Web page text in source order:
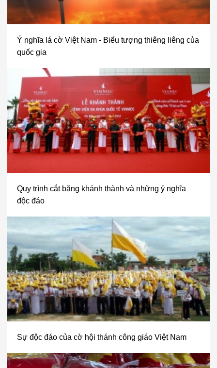
Ý nghĩa lá cờ Việt Nam - Biểu tượng thiêng liêng của
quốc gia
Quy trình cắt băng khánh thành và những ý nghĩa
độc đáo
Sự độc đáo của cờ hội thánh công giáo Việt Nam